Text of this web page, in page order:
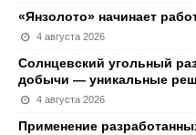
«Янзолото» начинает
4 августа 2026
Солнцевский угольный
добычи — уникальные
4 августа 2026
Применение